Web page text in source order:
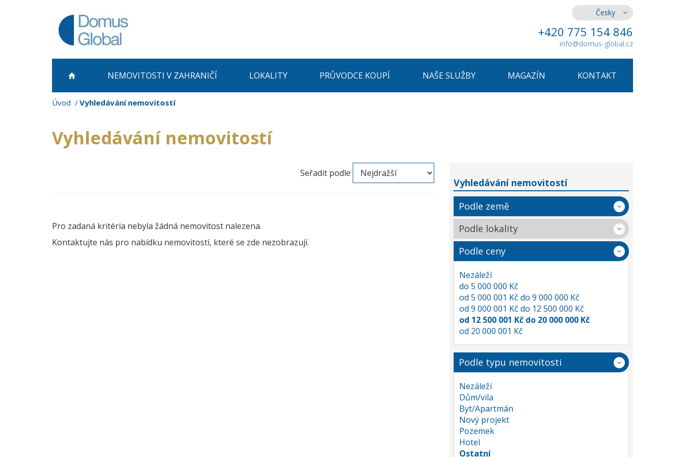
Česky
+420 775 154 846
info@domus-global.cz
NEMOVITOSTI V ZAHRANIČÍ LOKALITY PRŮVODCE KOUPÍ NAŠE SLUŽBY MAGAZÍN KONTAKT
Úvod Vyhledávání nemovitostí
Vyhledávání nemovitostí
Seřadit podle
Pro zadaná kritéria nebyla žádná nemovitost nalezena.
Kontaktujte nás pro nabídku nemovitostí, které se zde nezobrazují.
Vyhledávání nemovitostí
Podle země
Podle lokality
Podle ceny
Nezáleží
do 5 000 000 Kč
od 5 000 001 Kč do 9 000 000 Kč
od 9 000 001 Kč do 12 500 000 Kč
od 12 500 001 Kč do 20 000 000 Kč
od 20 000 001 Kč
Podle typu nemovitosti
Nezáleží
Dům/vila
Byt/Apartmán
Nový projekt
Pozemek
Hotel
Ostatní